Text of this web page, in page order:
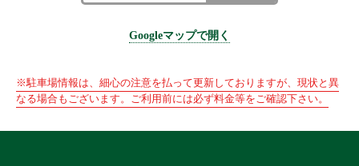
Googleマップで開く
※駐車場情報は、細心の注意を払って更新しておりますが、現状と異
なる場合もございます。ご利用前には必ず料金等をご確認下さい。